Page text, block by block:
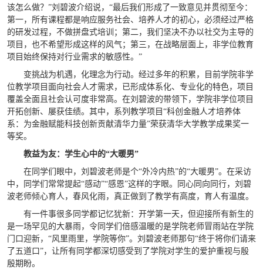
该怎么做？”刘碧波介绍说，“最后我们形成了一致意见并贯彻至今：
第一，所有课程都是响应服务社会、培养人才的初心，必须经过严格
的研发过程，不做拼盘式培训；第二，我们坚决不办以社交为主导的
项目，也不希望形成这样的风气；第三，在战略层面上，非学位教育
项目始终保持对行业需求的敏感性。”
变挑战为机遇，化理念为行动。经过多年的积累，目前学院非学
位教学项目面向社会人才需求，已形成体系化、专业化的特色，项目
覆盖全面且社会认可度非常高。在刘碧波的带领下，学院非学位项目
开拓创新、屡获佳绩。其中，系列教学项目“科创金融人才培养体
系：为金融赋能科技创新贡献清华力量”荣获清华大学教学成果奖一
等奖。
教益为友：学生心中的“大暖男”
在同学们眼中，刘碧波老师是个“外冷内热”的“大暖男”。在采访
中，同学们常常提起“感动”“感恩”这样的字眼。同心同向同行，刘碧
波老师倾心育人，春风化雨，真正做到了教学有高度，育人有温度。
有一件事很多同学都记忆犹新：开学第一天，但迎接所有新生的
是一场罕见的大暴雨，令同学们倍感温暖的是学院老师冒雨站在学院
门口迎新，“风里雨里，学院等你”。刘碧波老师那句“终于将你们请来
了五道口”，让所有同学都深切感受到了学院对学生的爱护重视与殷
殷期盼。